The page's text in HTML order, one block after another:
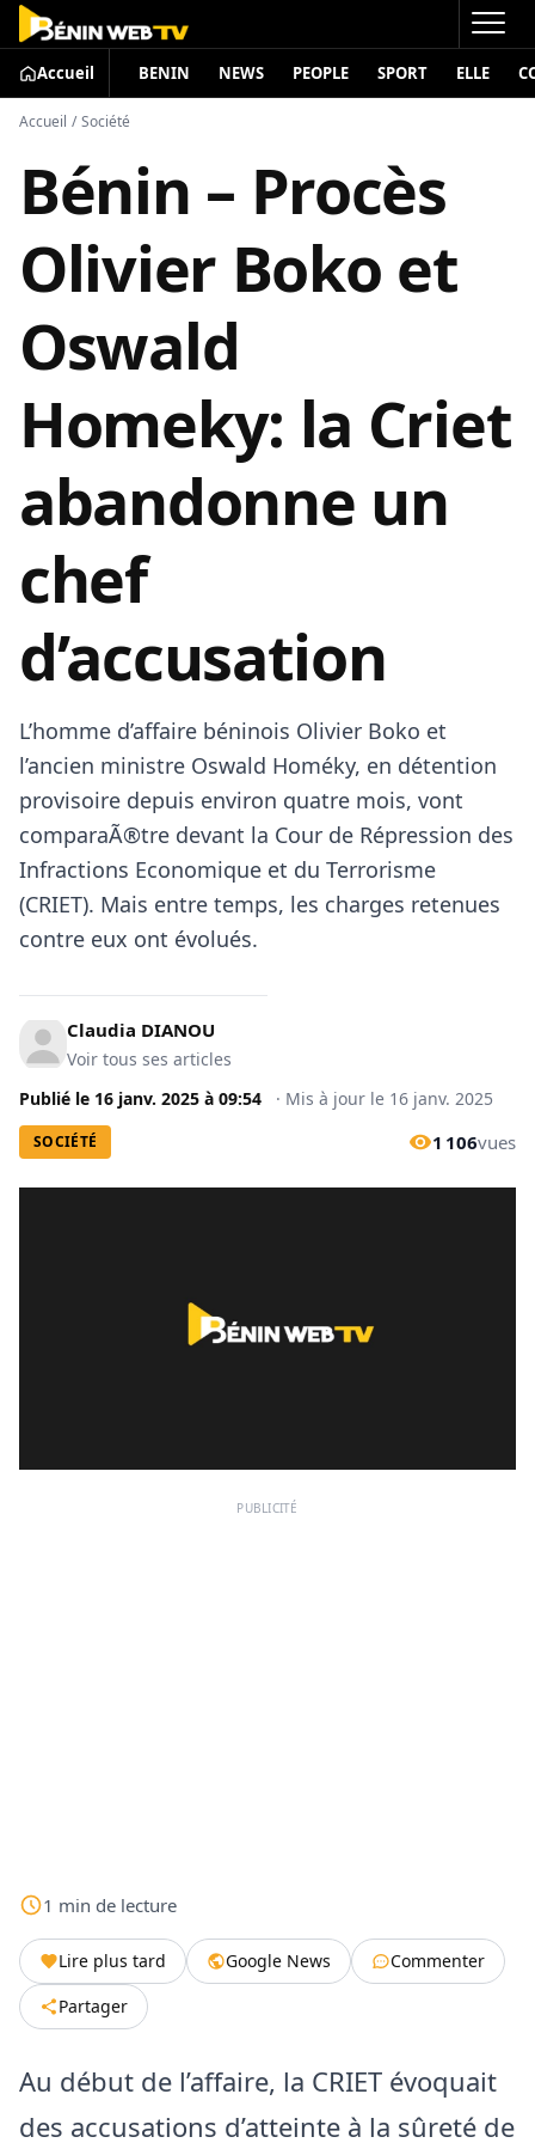
Accueil BENIN NEWS PEOPLE SPORT ELLE
Accueil / Société
Bénin – Procès
Olivier Boko et
Oswald
Homeky: la Criet
abandonne un
chef
d’accusation
L’homme d’affaire béninois Olivier Boko et
l’ancien ministre Oswald Homéky, en détention
provisoire depuis environ quatre mois, vont
comparaÃ®tre devant la Cour de Répression des
Infractions Economique et du Terrorisme
(CRIET). Mais entre temps, les charges retenues
contre eux ont évolués.
Claudia DIANOU
Voir tous ses articles
Publié le 16 janv. 2025 à 09:54 · Mis à jour le 16 janv. 2025
SOCIÉTÉ 1 106vues
PUBLICITÉ
1 min de lecture
Lire plus tard Google News
Commenter
Partager
Au début de l’affaire, la CRIET évoquait
des accusations d’atteinte à la sûreté de